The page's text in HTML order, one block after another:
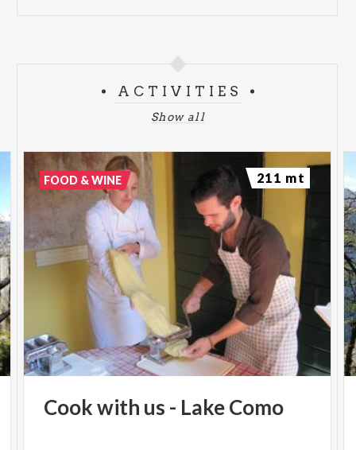
ACTIVITIES
Show all
Cookwith us - LakeComo
FOOD & WINE 211 mt